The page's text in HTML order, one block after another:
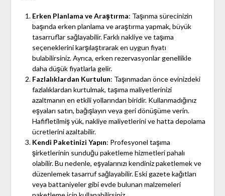
Erken Planlama ve Araştırma: Taşınma sürecinizin
başında erken planlama ve araştırma yapmak, büyük
tasarruflar sağlayabilir. Farklı nakliye ve taşıma
seçeneklerini karşılaştırarak en uygun fiyatı
bulabilirsiniz. Ayrıca, erken rezervasyonlar genellikle
daha düşük fiyatlarla gelir.
Fazlalıklardan Kurtulun: Taşınmadan önce evinizdeki
fazlalıklardan kurtulmak, taşıma maliyetlerinizi
azaltmanın en etkili yollarından biridir. Kullanmadığınız
eşyaları satın, bağışlayın veya geri dönüşüme verin.
Hafifletilmiş yük, nakliye maliyetlerini ve hatta depolama
ücretlerini azaltabilir.
Kendi Paketinizi Yapın: Profesyonel taşıma
şirketlerinin sunduğu paketleme hizmetleri pahalı
olabilir. Bu nedenle, eşyalarınızı kendiniz paketlemek ve
düzenlemek tasarruf sağlayabilir. Eski gazete kağıtları
veya battaniyeler gibi evde bulunan malzemeleri